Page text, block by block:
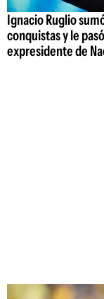
Ignacio Ruglio
conquistas y le
expresidente de